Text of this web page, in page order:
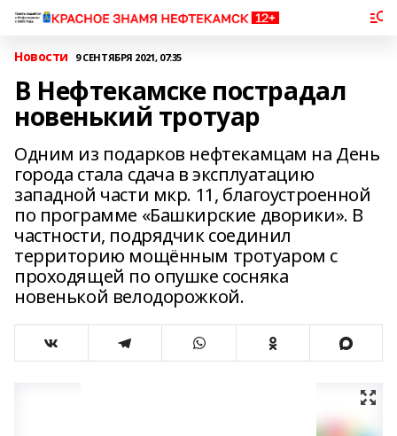
Новости 9 СЕНТЯБРЯ 2021, 07:35
В Нефтекамске пострадал
новенький тротуар
Одним из подарков нефтекамцам на День
города стала сдача в эксплуатацию
западной части мкр. 11, благоустроенной
по программе «Башкирские дворики». В
частности, подрядчик соединил
территорию мощённым тротуаром с
проходящей по опушке сосняка
новенькой велодорожкой.